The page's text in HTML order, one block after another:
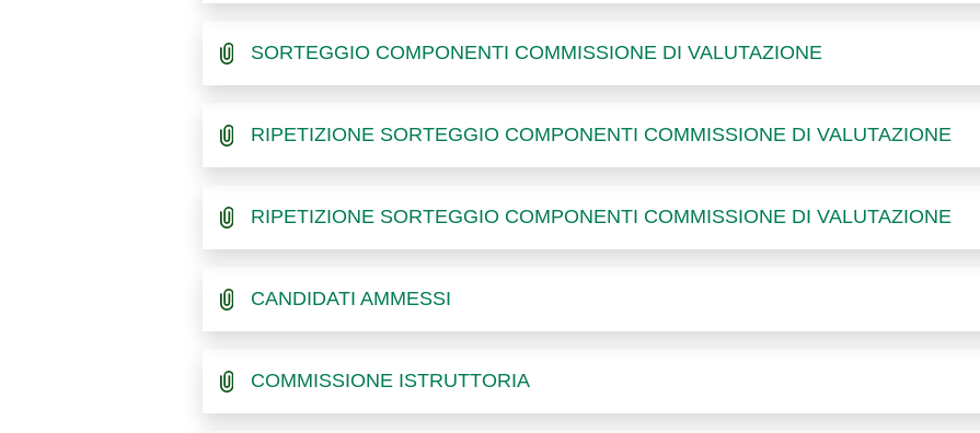
SORTEGGIO COMPONENTI COMMISSIONE DI VALUTAZIONE
RIPETIZIONE SORTEGGIO COMPONENTI COMMISSIONE DI VALUTAZIONE
RIPETIZIONE SORTEGGIO COMPONENTI COMMISSIONE DI VALUTAZIONE
CANDIDATI AMMESSI
COMMISSIONE ISTRUTTORIA